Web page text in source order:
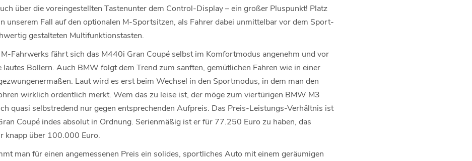
über die voreingestellten Tastenunter dem Control-Display – ein großer Pluspunkt! Platz
unserem Fall auf den optionalen M-Sportsitzen, als Fahrer dabei unmittelbar vor dem Sport-
gestalteten Multifunktionstasten.
Fahrwerks fährt sich das M440i Gran Coupé selbst im Komfortmodus angenehm und vor
lautes Bollern. Auch BMW folgt dem Trend zum sanften, gemütlichen Fahren wie in einer
Laut wird es erst beim Wechsel in den Sportmodus, in dem man den
wirklich ordentlich merkt. Wem das zu leise ist, der möge zum viertürigen BMW M3
quasi selbstredend nur gegen entsprechenden Aufpreis. Das Preis-Leistungs-Verhältnis ist
Coupé indes absolut in Ordnung. Serienmäßig ist er für 77.250 Euro zu haben, das
knapp über 100.000 Euro.
man für einen angemessenen Preis ein solides, sportliches Auto mit einem geräumigen